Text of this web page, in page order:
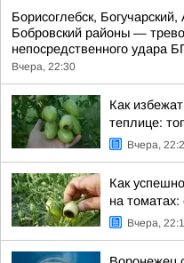
Борисоглебск,
Бобровский районы —
непосредственного удара
Вчера, 22:30
Как
теплице:
Вчера,
Как
на
Вчера,